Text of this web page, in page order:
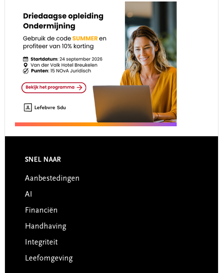
Footer
SNEL NAAR
Aanbestedingen
AI
Financiën
Handhaving
Integriteit
Leefomgeving